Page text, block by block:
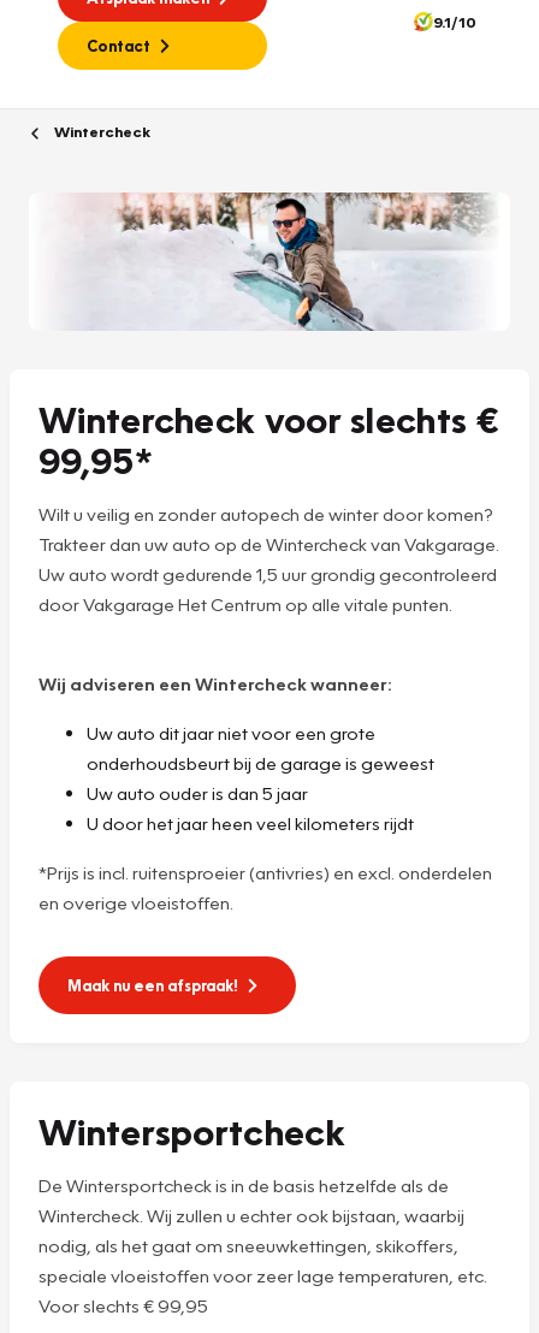
Contact
9.1/10
Wintercheck
Wintercheck voor slechts €
99,95*
Wilt u veilig en zonder autopech de winter door komen?
Trakteer dan uw auto op de Wintercheck van Vakgarage.
Uw auto wordt gedurende 1,5 uur grondig gecontroleerd
door Vakgarage Het Centrum op alle vitale punten.
Wij adviseren een Wintercheck wanneer:
Uw auto dit jaar niet voor een grote
onderhoudsbeurt bij de garage is geweest
Uw auto ouder is dan 5 jaar
U door het jaar heen veel kilometers rijdt
*Prijs is incl. ruitensproeier (antivries) en excl. onderdelen
en overige vloeistoffen.
Maak nu een afspraak!
Wintersportcheck
De Wintersportcheck is in de basis hetzelfde als de
Wintercheck. Wij zullen u echter ook bijstaan, waarbij
nodig, als het gaat om sneeuwkettingen, skikoffers,
speciale vloeistoffen voor zeer lage temperaturen, etc.
Voor slechts € 99,95